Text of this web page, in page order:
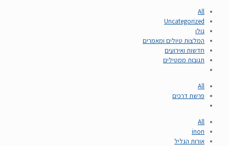
All
Uncategorized
גולן
המלצות טיולים ומאמרים
חדשות ואירועים
תגובות ממטילים
All
פרשת דרכים
All
inon
אורות הגליל